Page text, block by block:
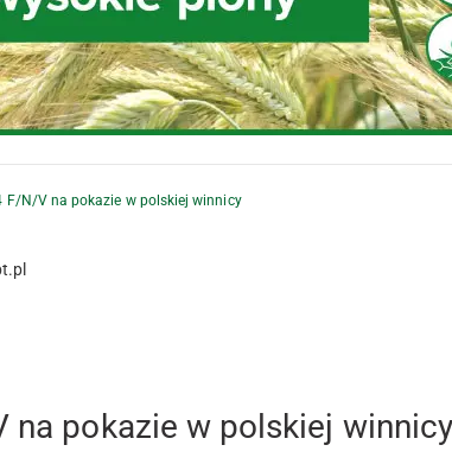
F/N/V na pokazie w polskiej winnicy
na pokazie w polskiej winnicy